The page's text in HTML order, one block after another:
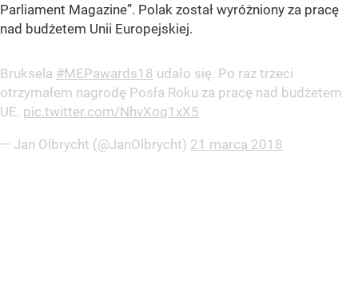
Parliament Magazine”. Polak został wyróżniony za pracę
nad budżetem Unii Europejskiej.
Bruksela #MEPawards18 udało się. Po raz trzeci
otrzymałem nagrodę Posła Roku za pracę nad budżetem
UE. pic.twitter.com/NhvXoq1xX5
— Jan Olbrycht (@JanOlbrycht) 21 marca 2018